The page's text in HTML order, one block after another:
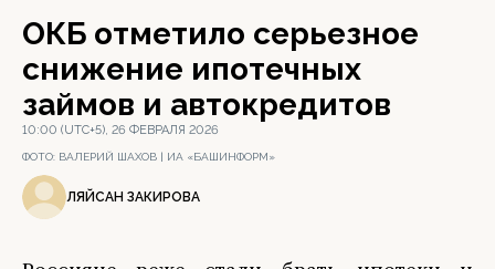
ОКБ отметило серьезное
снижение ипотечных
займов и автокредитов
10:00 (UTC+5), 26 ФЕВРАЛЯ 2026
ФОТО: ВАЛЕРИЙ ШАХОВ | ИА «БАШИНФОРМ»
ЛЯЙСАН ЗАКИРОВА